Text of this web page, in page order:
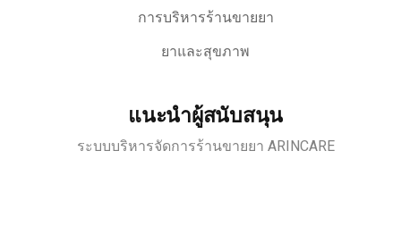
การบริหารร้านขายยา
ยาและสุขภาพ
แนะนำผู้สนับสนุน
ระบบบริหารจัดการร้านขายยา ARINCARE